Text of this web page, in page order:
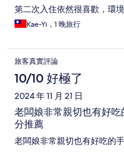
第二次入住依然很喜歡，環
Kae-Yi，1 晚旅行
旅客真實評論
10/10 好極了
2024 年 11 月 21 日
老闆娘非常親切也有好
分推薦
老闆娘非常親切也有好吃的